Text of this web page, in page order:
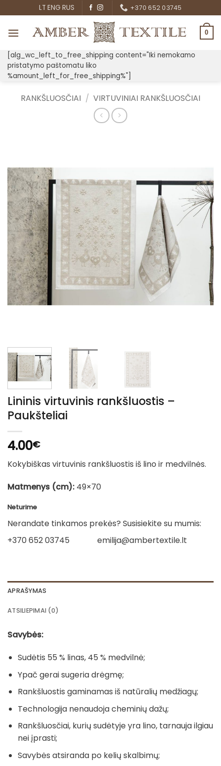
to
content
LT ENG RUS +370 652 03745
0
[alg_wc_left_to_free_shipping content="Iki nemokamo
pristatymo paštomatu liko
%amount_left_for_free_shipping%"]
RANKŠLUOSČIAI / VIRTUVINIAI RANKŠLUOSČIAI
Lininis virtuvinis rankšluostis –
Paukšteliai
4.00€
Kokybiškas virtuvinis rankšluostis iš lino ir medvilnės.
Matmenys (cm): 49×70
Neturime
Nerandate tinkamos prekės? Susisiekite su mumis:
+370 652 03745
emilija@ambertextile.lt
APRAŠYMAS
ATSILIEPIMAI (0)
Savybės:
Sudėtis 55 % linas, 45 % medvilnė;
Ypač gerai sugeria drėgmę;
Rankšluostis gaminamas iš natūralių medžiagų;
Technologija nenaudoja cheminių dažų;
Rankšluosčiai, kurių sudėtyje yra lino, tarnauja ilgiau
nei įprasti;
Savybės atsiranda po kelių skalbimų;